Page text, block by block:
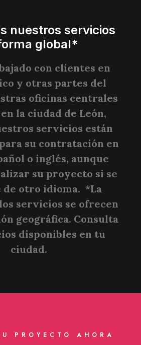
nuestros servicios
global*
con clientes en
y otras partes del
oficinas centrales
la ciudad de León,
servicios están
su contratación en
o inglés, aunque
su proyecto si se
otro idioma. *La
servicios se ofrecen
geográfica. Consulta
disponibles en tu
ciudad.
PROYECTO AHORA